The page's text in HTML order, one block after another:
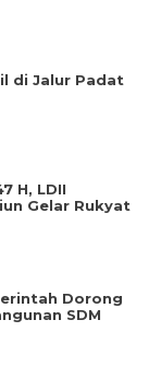
di Jalur Padat
H, LDII
Gelar Rukyat
Dorong
SDM